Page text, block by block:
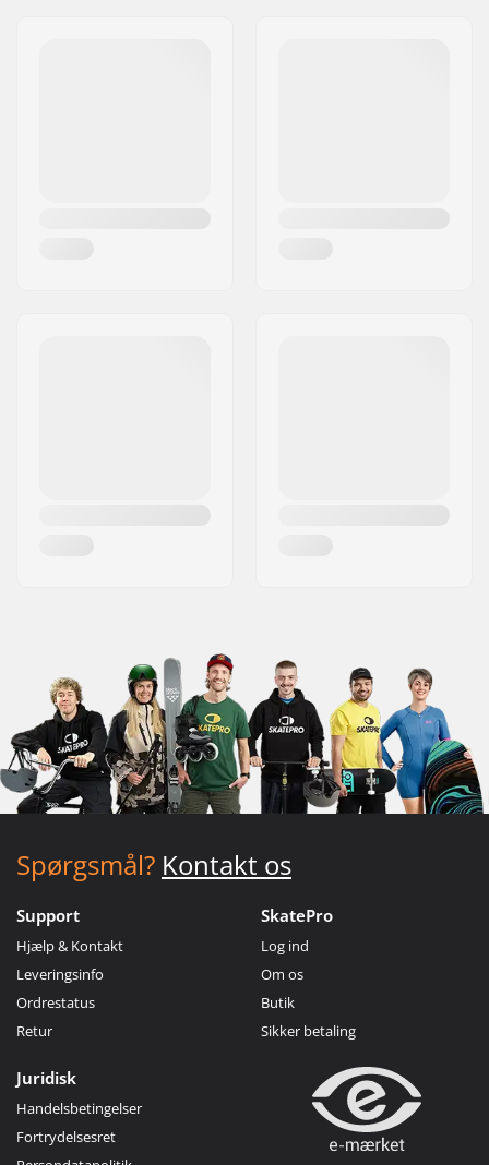
Spørgsmål? Kontakt os
Support
Hjælp & Kontakt
Leveringsinfo
Ordrestatus
Retur
SkatePro
Log ind
Om os
Butik
Sikker betaling
Juridisk
Handelsbetingelser
Fortrydelsesret